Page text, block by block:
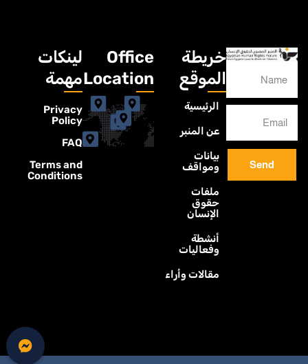
Send
خريطة
الموقع
الرئيسية
عن المنبر
بيانات
ومواقف
ملفات
حقوق
الإنسان
أنشطة
وفعاليات
مقالات وأراء
Office
Location
لينكات
مهمة
Privacy
Policy
FAQ
Terms and
Conditions